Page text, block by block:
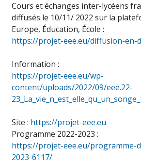
Cours et échanges inter-lycéens
diffusés le 10/11/ 2022 sur la
Europe, Éducation, École :
https://projet-eee.eu/diffusion-en-
Information :
https://projet-eee.eu/wp-
content/uploads/2022/09/eee.22-
Site : https://projet-eee.eu
Programme 2022-2023 :
https://projet-eee.eu/programme-
2023-6117/